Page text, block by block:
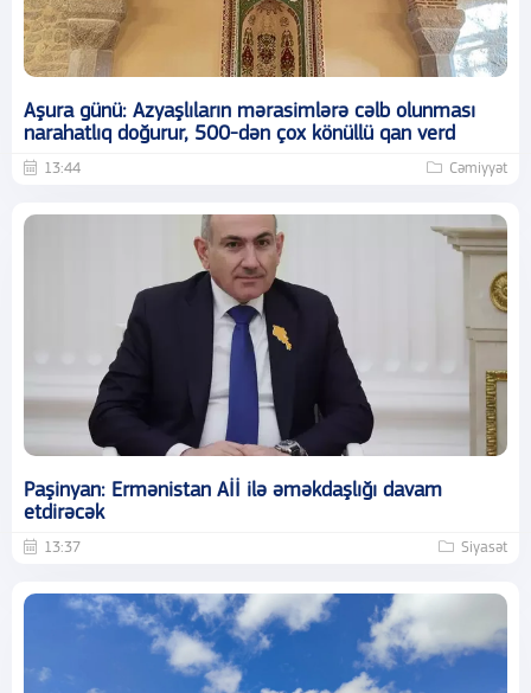
Aşura günü: Azyaşlıların mərasimlərə cəlb olunması
narahatlıq doğurur, 500-dən çox könüllü qan verd
13:44 Cəmiyyət
Paşinyan: Ermənistan Aİİ ilə əməkdaşlığı davam
etdirəcək
13:37 Siyasət